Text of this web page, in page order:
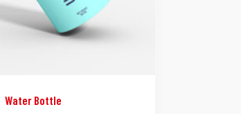
Water Bottle